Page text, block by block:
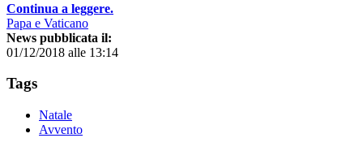
Continua a leggere.
Papa e Vaticano
News pubblicata il:
01/12/2018 alle 13:14
Tags
Natale
Avvento